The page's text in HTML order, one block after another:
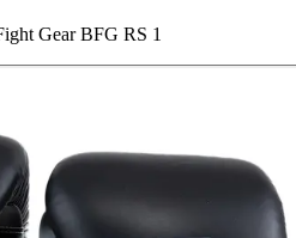
Gear BFG RS 1